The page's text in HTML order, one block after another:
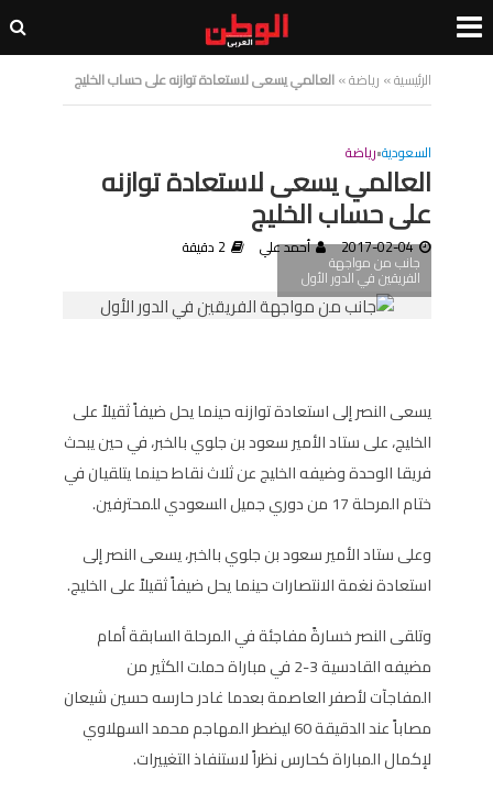
الرئيسية» رياضة»العالمي يسعى لاستعادة توازنه على حساب الخليج
السعودية•رياضة
العالمي يسعى لاستعادة توازنه
على حساب الخليج
2017-02-04 أحمد علي 2 دقيقة
جانب من مواجهة
الفريقين في الدور الأول
يسعى النصر إلى استعادة توازنه حينما يحل ضيفاً ثقيلاً على
الخليج، على ستاد الأمير سعود بن جلوي بالخبر، في حين يبحث
فريقا الوحدة وضيفه الخليج عن ثلاث نقاط حينما يتلقيان في
ختام المرحلة 17 من دوري جميل السعودي للمحترفين.
وعلى ستاد الأمير سعود بن جلوي بالخبر، يسعى النصر إلى
استعادة نغمة الانتصارات حينما يحل ضيفاً ثقيلاً على الخليج.
وتلقى النصر خسارةً مفاجئة في المرحلة السابقة أمام
مضيفه القادسية 3-2 في مباراة حملت الكثير من
المفاجآت لأصفر العاصمة بعدما غادر حارسه حسين شيعان
مصاباً عند الدقيقة 60 ليضطر المهاجم محمد السهلاوي
لإكمال المباراة كحارس نظراً لاستنفاذ التغييرات.